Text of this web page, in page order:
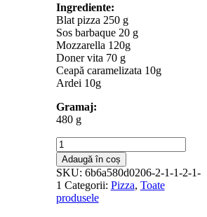
Ingrediente:
Blat pizza 250 g
Sos barbaque 20 g
Mozzarella 120g
Doner vita 70 g
Ceapă caramelizata 10g
Ardei 10g
Gramaj:
480 g
Cantitate
Pide
cu
doner
de
vita
Adaugă în coș
SKU: 6b6a580d0206-2-1-1-2-1-
1 Categorii: Pizza, Toate
produsele